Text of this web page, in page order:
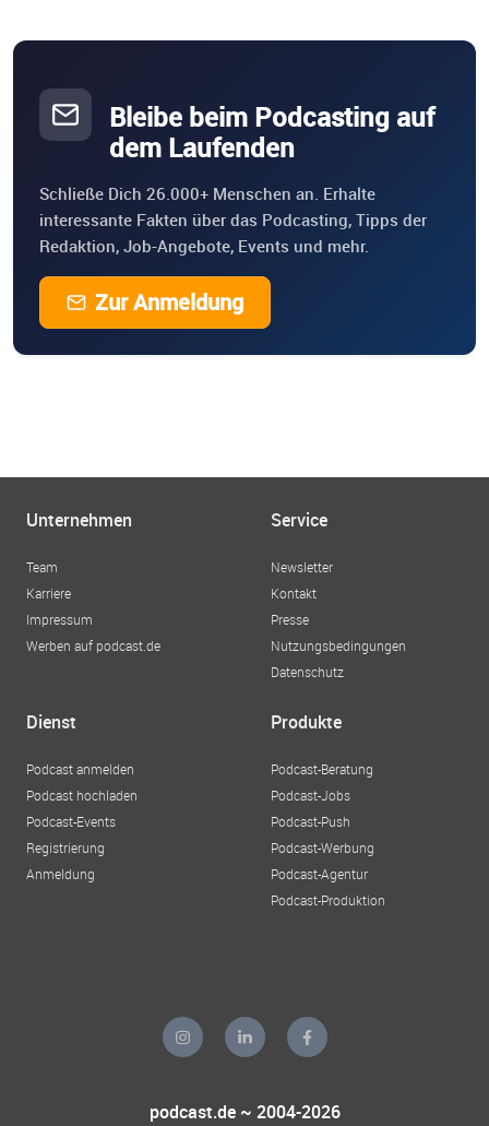
Bleibe beim Podcasting auf
dem Laufenden
Schließe Dich 26.000+ Menschen an. Erhalte
interessante Fakten über das Podcasting, Tipps der
Redaktion, Job-Angebote, Events und mehr.
Zur Anmeldung
Unternehmen
Team
Karriere
Impressum
Werben auf podcast.de
Service
Newsletter
Kontakt
Presse
Nutzungsbedingungen
Datenschutz
Dienst
Podcast anmelden
Podcast hochladen
Podcast-Events
Registrierung
Anmeldung
Produkte
Podcast-Beratung
Podcast-Jobs
Podcast-Push
Podcast-Werbung
Podcast-Agentur
Podcast-Produktion
podcast.de ~ 2004-2026